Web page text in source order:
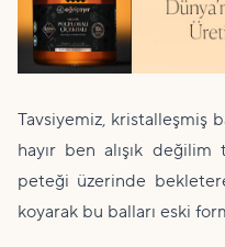
Tavsiyemiz, kristalleşmiş
hayır ben alışık
peteği üzerinde
koyarak bu balları eski